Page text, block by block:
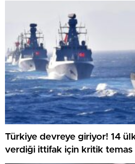
Türkiye devreye giriyor! 14
verdiği ittifak için kritik temas